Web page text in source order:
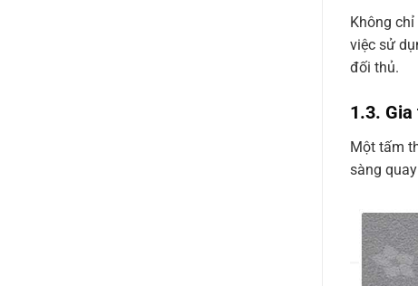
Không
việc sử
đối thủ.
1.3.
Một tấm
sàng